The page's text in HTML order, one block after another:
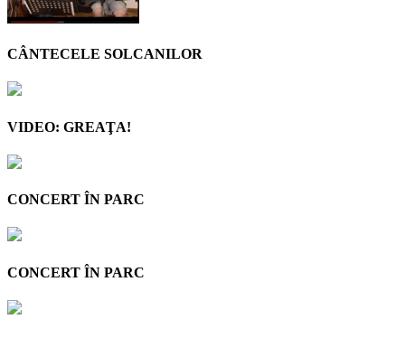
CÂNTECELE SOLCANILOR
VIDEO: GREAŢA!
CONCERT ÎN PARC
CONCERT ÎN PARC